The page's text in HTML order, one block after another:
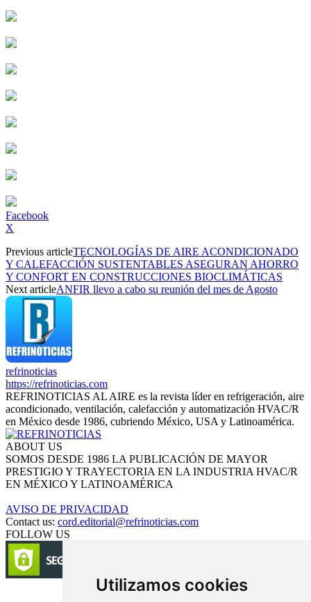
Utilizamos cookies
Facebook
X
Previous articleTECNOLOGÍAS DE AIRE ACONDICIONADO
Y CALEFACCIÓN SUSTENTABLES ASEGURAN AHORRO
Y CONFORT EN CONSTRUCCIONES BIOCLIMÁTICAS
Next articleANFIR llevo a cabo su reunión del mes de Agosto
refrinoticias
https://refrinoticias.com
REFRINOTICIAS AL AIRE es la revista líder en refrigeración, aire
acondicionado, ventilación, calefacción y automatización HVAC/R
en México desde 1986, cubriendo México, USA y Latinoamérica.
ABOUT US
SOMOS DESDE 1986 LA PUBLICACIÓN DE MAYOR
PRESTIGIO Y TRAYECTORIA EN LA INDUSTRIA HVAC/R
EN MÉXICO Y LATINOAMÉRICA
AVISO DE PRIVACIDAD
Contact us: cord.editorial@refrinoticias.com
FOLLOW US